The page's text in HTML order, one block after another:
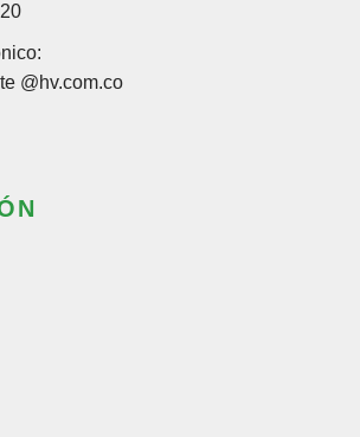
@hv.com.co